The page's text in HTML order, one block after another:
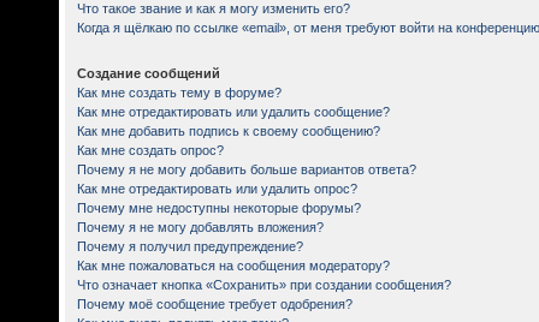
Что такое звание и как я могу изменить его?
Когда я щёлкаю по ссылке «email», от меня требуют войти на
Создание сообщений
Как мне создать тему в форуме?
Как мне отредактировать или удалить сообщение?
Как мне добавить подпись к своему сообщению?
Как мне создать опрос?
Почему я не могу добавить больше вариантов ответа?
Как мне отредактировать или удалить опрос?
Почему мне недоступны некоторые форумы?
Почему я не могу добавлять вложения?
Почему я получил предупреждение?
Как мне пожаловаться на сообщения модератору?
Что означает кнопка «Сохранить» при создании сообщения?
Почему моё сообщение требует одобрения?